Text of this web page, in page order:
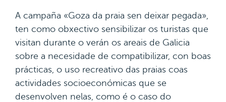
A campaña «Goza da praia sen deixar pegada»,
ten como obxectivo sensibilizar os turistas que
visitan durante o verán os areais de Galicia
sobre a necesidade de compatibilizar, con boas
prácticas, o uso recreativo das praias coas
actividades socioeconómicas que se
desenvolven nelas, como é o caso do